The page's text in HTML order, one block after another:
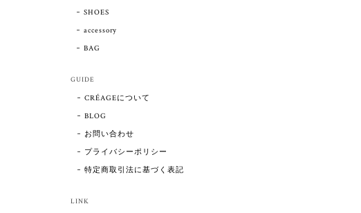
SHOES
accessory
BAG
GUIDE
CRÉAGEについて
BLOG
お問い合わせ
プライバシーポリシー
特定商取引法に基づく表記
LINK